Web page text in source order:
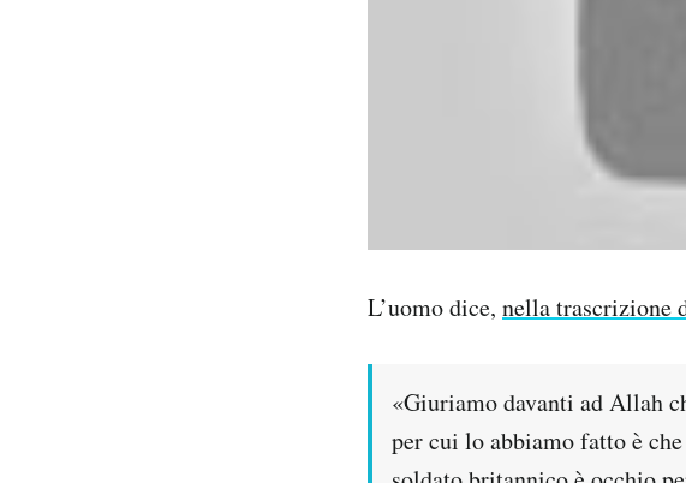
L’uomo dice, nella trascrizione
«Giuriamo davanti ad Allah
per cui lo abbiamo fatto è